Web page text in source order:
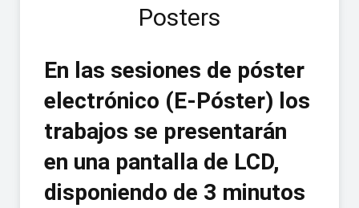
Posters
En las sesiones de póster
electrónico (E-Póster) los
trabajos se presentarán
en una pantalla de LCD,
disponiendo de 3 minutos